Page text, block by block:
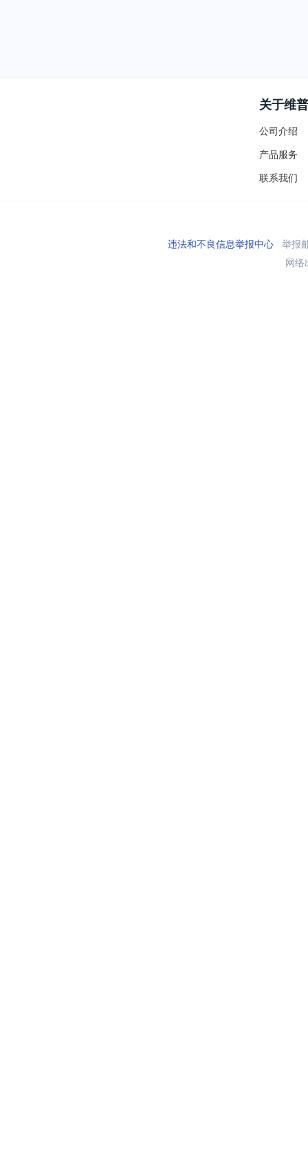
关于维普
公司介绍
产品服务
联系我们
违法和不良信息举报中心举报
网